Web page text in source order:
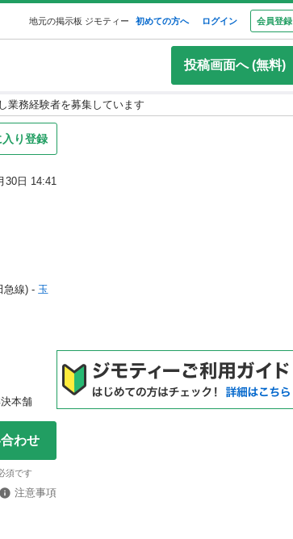
地元の掲示板 ジモティー 初めての方へ ログイン 会員登録
投稿画面へ (無料)
業務経験者を募集しています
入り登録
30日 14:41
急線) - 玉
本舗
わせ
須です
注意事項